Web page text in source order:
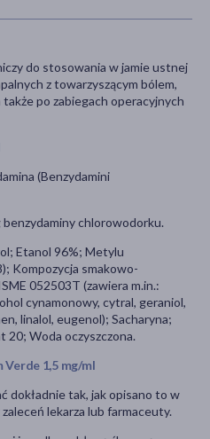
do stosowania w jamie ustnej
z towarzyszącym bólem,
po zabiegach operacyjnych
(Benzydamini
chlorowodorku.
Etanol 96%; Metylu
Kompozycja smakowo-
052503T (zawiera m.in.:
cynamonowy, cytral, geraniol,
linalol, eugenol); Sacharyna;
20; Woda oczyszczona.
1,5 mg/ml
dokładnie tak, jak opisano to w
lekarza lub farmaceuty.